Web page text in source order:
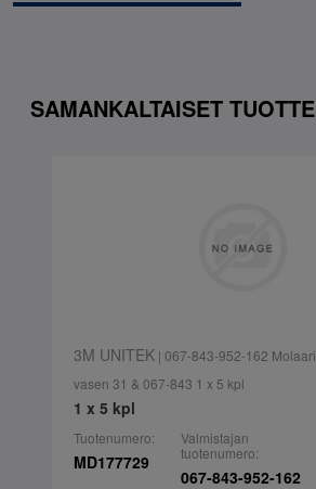
SAMANKALTAISET
3M UNITEK| 067-843-952-162
vasen 31 & 067-843 1 x 5 kpl
1 x 5 kpl
Tuotenumero:
MD177729
Valmistajan
tuotenumero:
067-843-952-162